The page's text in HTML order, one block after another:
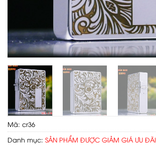
Mã: cr36
Danh mục: SẢN PHẨM ĐƯỢC GIẢM GIÁ ƯU ĐÃI